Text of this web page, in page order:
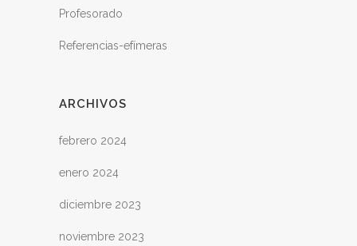
Profesorado
Referencias-efímeras
ARCHIVOS
febrero 2024
enero 2024
diciembre 2023
noviembre 2023